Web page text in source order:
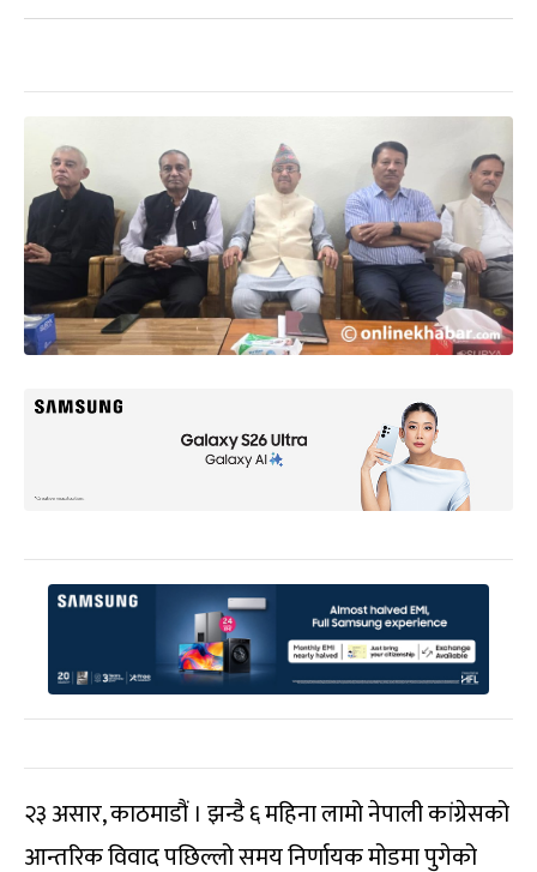
२३ असार, काठमाडौं । झन्डै ६ महिना लामो नेपाली कांग्रेसको
आन्तरिक विवाद पछिल्लो समय निर्णायक मोडमा पुगेको